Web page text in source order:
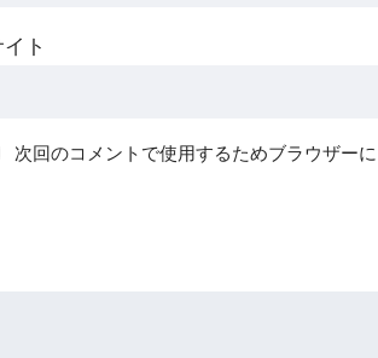
ト
次回のコメントで使用するためブラウザー